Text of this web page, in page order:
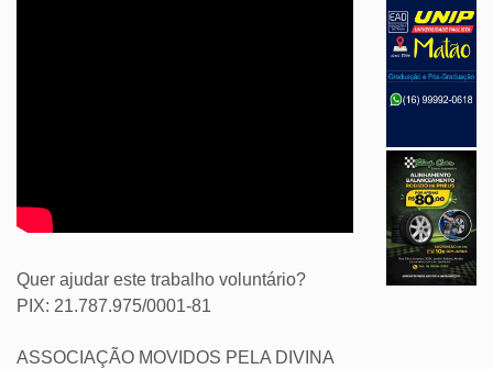
Quer ajudar este trabalho voluntário?
PIX: 21.787.975/0001-81
ASSOCIAÇÃO MOVIDOS PELA DIVINA